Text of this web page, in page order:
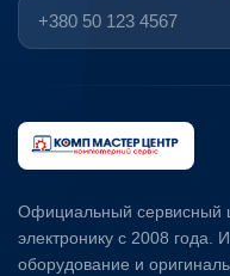
Официальный сервисный
электронику с 2008 года.
оборудование и